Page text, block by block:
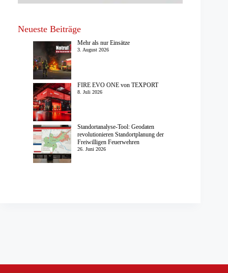
Neueste Beiträge
Mehr als nur Einsätze
3. August 2026
FIRE EVO ONE von TEXPORT
8. Juli 2026
Standortanalyse-Tool: Geodaten
revolutionieren Standortplanung der
Freiwilligen Feuerwehren
26. Juni 2026